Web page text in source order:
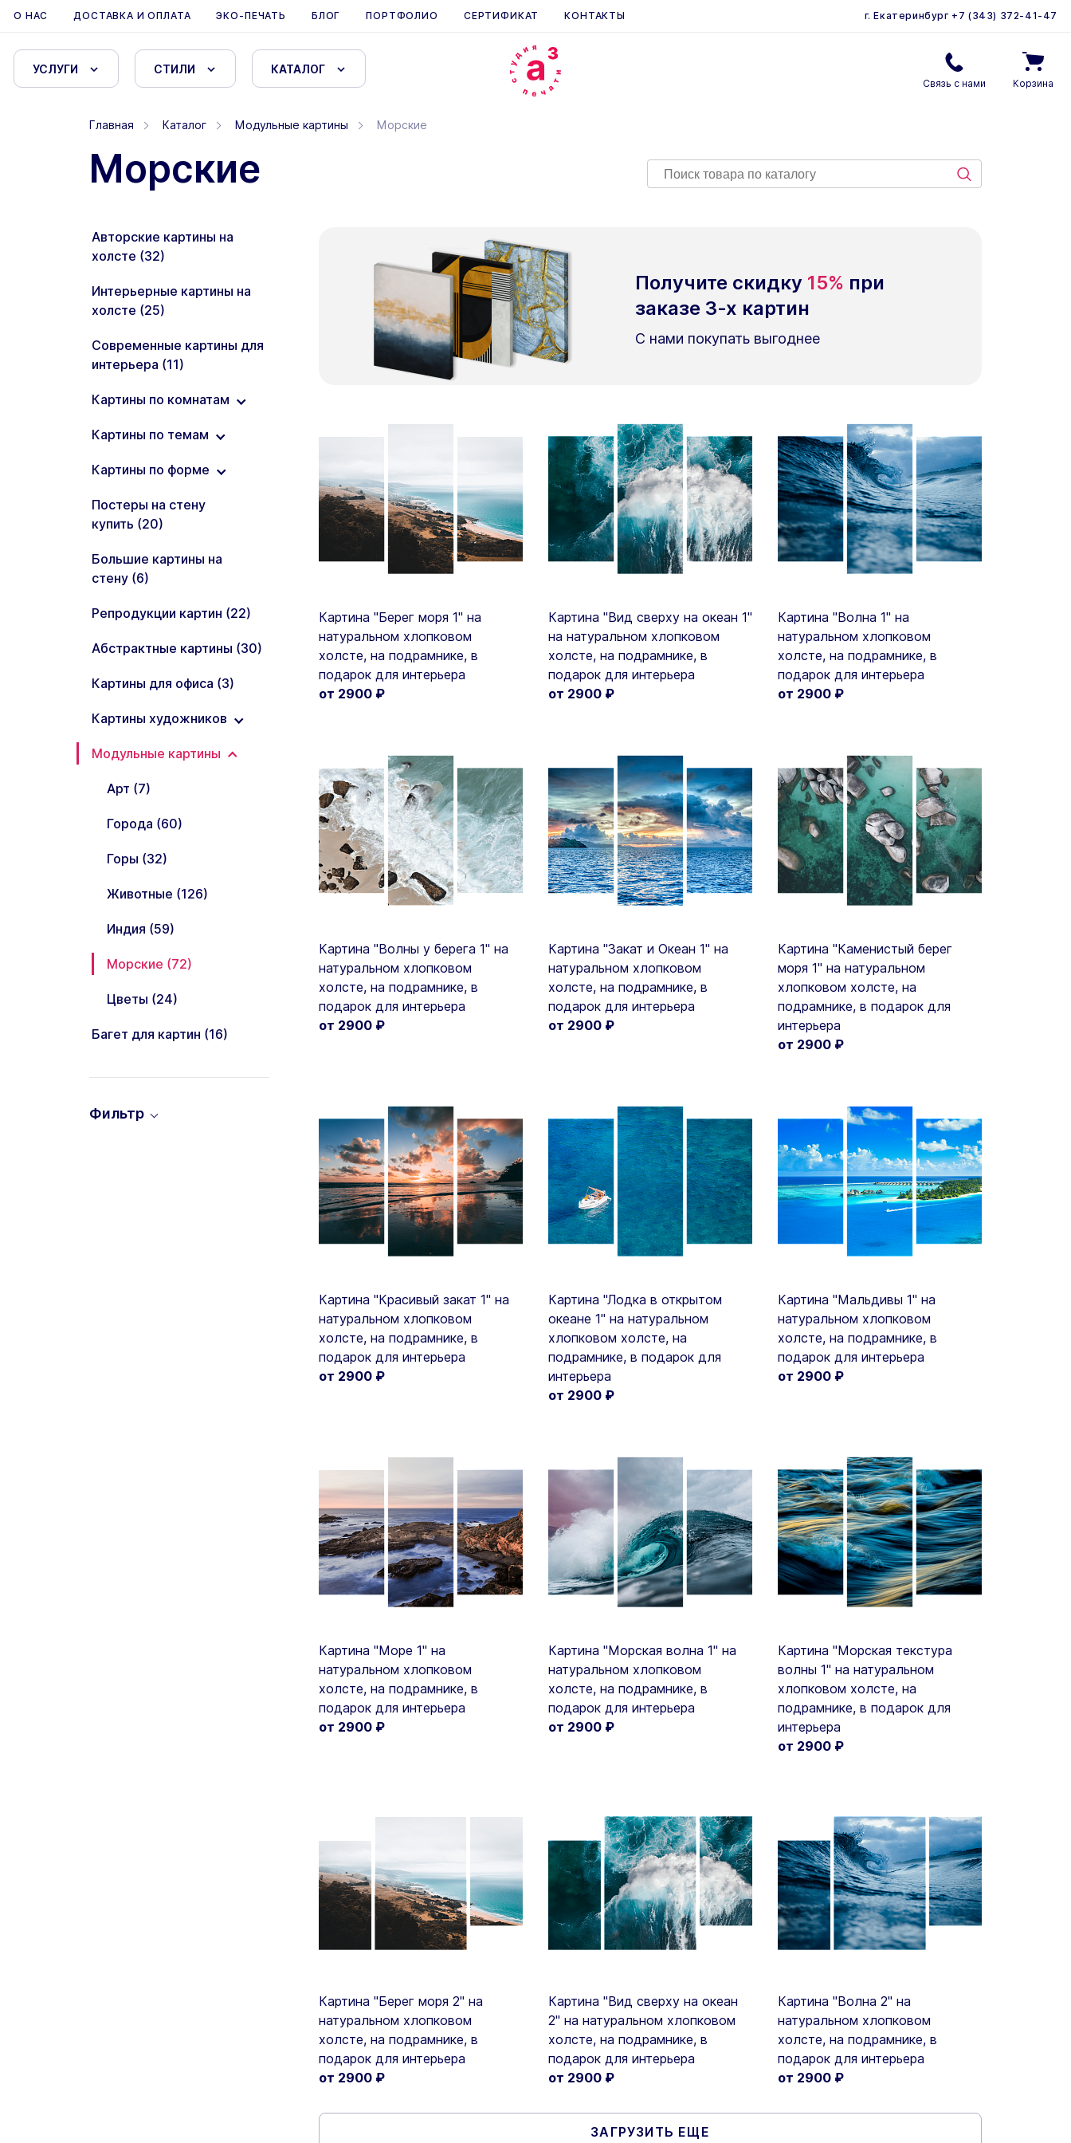
О НАС ДОСТАВКА И ОПЛАТА ЭКО-ПЕЧАТЬ БЛОГ ПОРТФОЛИО СЕРТИФИКАТ КОНТАКТЫ г. Екатеринбург +7 (343) 372-41-47
УСЛУГИ СТИЛИ КАТАЛОГ
Связь с нами Корзина
Главная Каталог Модульные картины Морские
Морские
Авторские картины на
холсте (32)
Интерьерные картины на
холсте (25)
Современные картины для
интерьера (11)
Картины по комнатам
Картины в гостиную (11)
Картины в спальню (6)
Картины на кухню (7)
Картины по темам
Картины триптих (19)
Картины Двойная
Экспозиция (24)
Картины Арт (52)
животными (37)
Картины черно-
Картины по форме
Круглые картины (26)
Постеры на стену
купить (20)
Большие картины на
стену (6)
Репродукции картин (22)
Абстрактные картины (30)
Картины для офиса (3)
Картины художников
Картины
Модульные картины
Арт (7)
Города (60)
Горы (32)
Животные (126)
Индия (59)
Морские (72)
Цветы (24)
Багет для картин (16)
Фильтр
Получите скидку 15% при
заказе 3-х картин
С нами покупать выгоднее
Картина "Берег моря 1" на
натуральном хлопковом
холсте, на подрамнике, в
подарок для интерьера
от 2900 ₽
Картина "Вид сверху на океан 1"
на натуральном хлопковом
холсте, на подрамнике, в
подарок для интерьера
от 2900 ₽
Картина "Волна 1" на
натуральном хлопковом
холсте, на подрамнике, в
подарок для интерьера
от 2900 ₽
Картина "Волны у берега 1" на
натуральном хлопковом
холсте, на подрамнике, в
подарок для интерьера
от 2900 ₽
Картина "Закат и Океан 1" на
натуральном хлопковом
холсте, на подрамнике, в
подарок для интерьера
от 2900 ₽
Картина "Каменистый берег
моря 1" на натуральном
хлопковом холсте, на
подрамнике, в подарок для
интерьера
от 2900 ₽
Картина "Красивый закат 1" на
натуральном хлопковом
холсте, на подрамнике, в
подарок для интерьера
от 2900 ₽
Картина "Лодка в открытом
океане 1" на натуральном
хлопковом холсте, на
подрамнике, в подарок для
интерьера
от 2900 ₽
Картина "Мальдивы 1" на
натуральном хлопковом
холсте, на подрамнике, в
подарок для интерьера
от 2900 ₽
Картина "Море 1" на
натуральном хлопковом
холсте, на подрамнике, в
подарок для интерьера
от 2900 ₽
Картина "Морская волна 1" на
натуральном хлопковом
холсте, на подрамнике, в
подарок для интерьера
от 2900 ₽
Картина "Морская текстура
волны 1" на натуральном
хлопковом холсте, на
подрамнике, в подарок для
интерьера
от 2900 ₽
Картина "Берег моря 2" на
натуральном хлопковом
холсте, на подрамнике, в
подарок для интерьера
от 2900 ₽
Картина "Вид сверху на океан
2" на натуральном хлопковом
холсте, на подрамнике, в
подарок для интерьера
от 2900 ₽
Картина "Волна 2" на
натуральном хлопковом
холсте, на подрамнике, в
подарок для интерьера
от 2900 ₽
ЗАГРУЗИТЬ ЕЩЕ